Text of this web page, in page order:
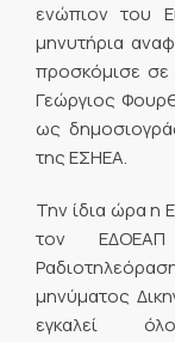
ενώπιον του
μηνυτήρια
προσκόμισε σε
Γεώργιος
ως
της ΕΣΗΕΑ.
Την ίδια ώρα η
τον
μηνύματος
εγκαλεί